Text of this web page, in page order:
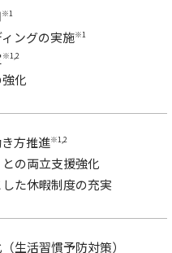
※1
ングの実施※1
※1,2
化
方推進※1,2
の両立支援強化
た休暇制度の充実
生活習慣予防対策）